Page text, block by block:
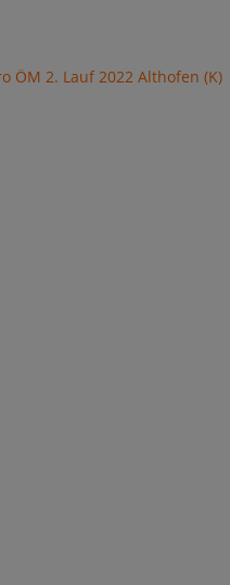
ÖM 2. Lauf 2022 Althofen (K)